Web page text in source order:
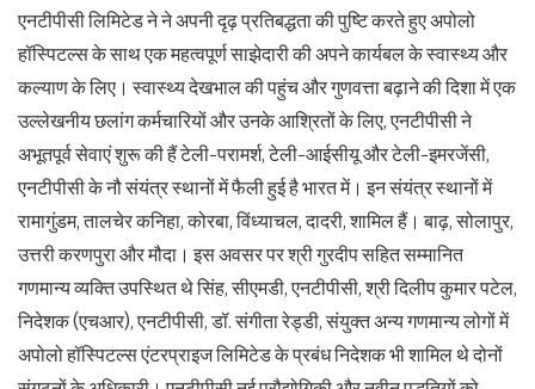
एनटीपीसी लिमिटेड ने ने अपनी दृढ़ प्रतिबद्धता की पुष्टि करते हुए अपोलो
हॉस्पिटल्स के साथ एक महत्वपूर्ण साझेदारी की अपने कार्यबल के स्वास्थ्य और
कल्याण के लिए। स्वास्थ्य देखभाल की पहुंच और गुणवत्ता बढ़ाने की दिशा में एक
उल्लेखनीय छलांग कर्मचारियों और उनके आश्रितों के लिए, एनटीपीसी ने
अभूतपूर्व सेवाएं शुरू की हैं टेली-परामर्श, टेली-आईसीयू और टेली-इमरजेंसी,
एनटीपीसी के नौ संयंत्र स्थानों में फैली हुई है भारत में। इन संयंत्र स्थानों में
रामागुंडम, तालचेर कनिहा, कोरबा, विंध्याचल, दादरी, शामिल हैं। बाढ़, सोलापुर,
उत्तरी करणपुरा और मौदा। इस अवसर पर श्री गुरदीप सहित सम्मानित
गणमान्य व्यक्ति उपस्थित थे सिंह, सीएमडी, एनटीपीसी, श्री दिलीप कुमार पटेल,
निदेशक (एचआर), एनटीपीसी, डॉ. संगीता रेड्डी, संयुक्त अन्य गणमान्य लोगों में
अपोलो हॉस्पिटल्स एंटरप्राइज लिमिटेड के प्रबंध निदेशक भी शामिल थे दोनों